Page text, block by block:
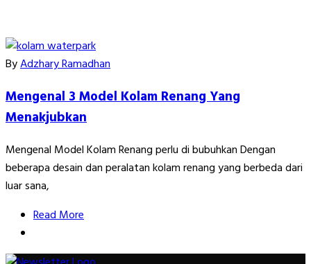
ByAdzhary Ramadhan
Mengenal 3 Model Kolam Renang Yang
Menakjubkan
Mengenal Model Kolam Renang perlu di bubuhkan Dengan
beberapa desain dan peralatan kolam renang yang berbeda dari
luar sana,
Read More